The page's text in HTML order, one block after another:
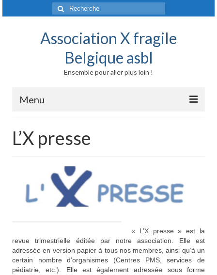
Rechercher
:
Association X fragile
Belgique asbl
Ensemble pour aller plus loin !
Menu
Syndrome X fragile et maladies liées
Origine génétique
Mode de transmission
Prévalence
Syndrome du tremblement-ataxie lié au X
fragile (FXTAS)
L’X presse
« L’X presse » est la
revue trimestrielle éditée par notre association. Elle est
adressée en version papier à tous nos membres, ainsi qu’à un
certain nombre d’organismes (Centres PMS, services de
pédiatrie, etc.). Elle est également adressée sous forme